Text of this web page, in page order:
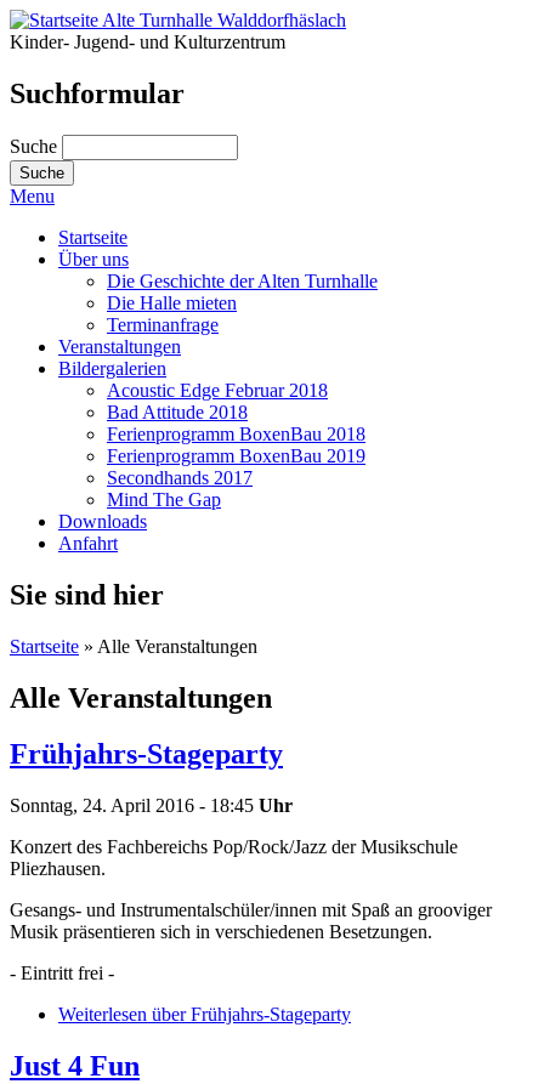
Kinder- Jugend- und Kulturzentrum
Suchformular
Suche
Menu
Startseite
Über uns
Die Geschichte der Alten Turnhalle
Die Halle mieten
Terminanfrage
Veranstaltungen
Bildergalerien
Acoustic Edge Februar 2018
Bad Attitude 2018
Ferienprogramm BoxenBau 2018
Ferienprogramm BoxenBau 2019
Secondhands 2017
Mind The Gap
Downloads
Anfahrt
Sie sind hier
Startseite » Alle Veranstaltungen
Alle Veranstaltungen
Frühjahrs-Stageparty
Sonntag, 24. April 2016 - 18:45 Uhr
Konzert des Fachbereichs Pop/Rock/Jazz der Musikschule
Pliezhausen.
Gesangs- und Instrumentalschüler/innen mit Spaß an grooviger
Musik präsentieren sich in verschiedenen Besetzungen.
- Eintritt frei -
Weiterlesen über Frühjahrs-Stageparty
Just 4 Fun